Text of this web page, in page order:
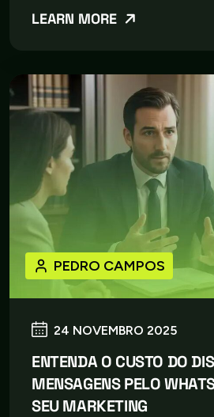
LEARN MORE
24 NOVEMBRO 2025
PEDRO CAMPOS
ENTENDA O CUSTO DO
MENSAGENS PELO
SEU MARKETING